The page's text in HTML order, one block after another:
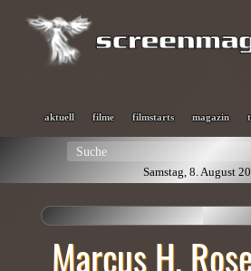
aktuell filme filmstarts magazin
Samstag, 8. August
Marcus H.